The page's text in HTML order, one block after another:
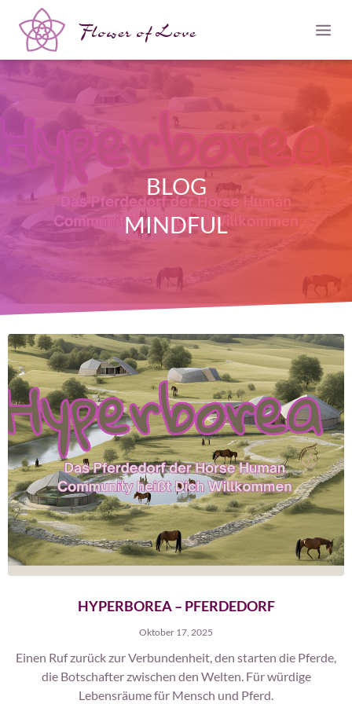
Flower of Love
BLOG
MINDFUL
HYPERBOREA – PFERDEDORF
Oktober 17, 2025
Einen Ruf zurück zur Verbundenheit, den starten die Pferde,
die Botschafter zwischen den Welten. Für würdige
Lebensräume für Mensch und Pferd.